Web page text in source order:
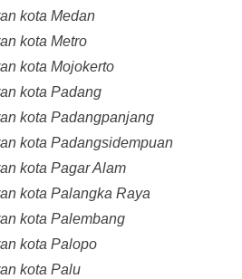
kota Medan
kota Metro
kota Mojokerto
kota Padang
kota Padangpanjang
kota Padangsidempuan
kota Pagar Alam
kota Palangka Raya
kota Palembang
kota Palopo
kota Palu